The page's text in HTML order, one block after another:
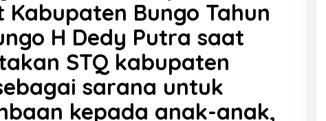
Kabupaten Bungo Tahun
H Dedy Putra saat
STQ kabupaten
sarana untuk
kepada anak-anak,